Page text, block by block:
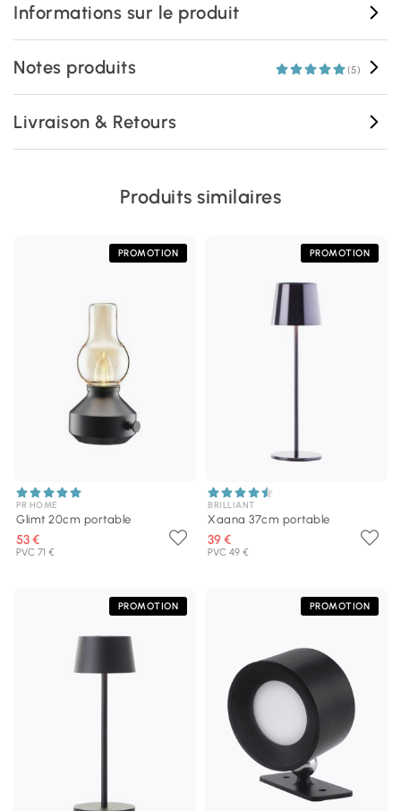
Informations sur le produit
Notes produits (5)
Livraison & Retours
Produits similaires
PROMOTION
PR HOME
Glimt 20cm portable
53 €
PVC 71 €
PROMOTION
BRILLIANT
Xaana 37cm portable
39 €
PVC 49 €
PROMOTION PROMOTION